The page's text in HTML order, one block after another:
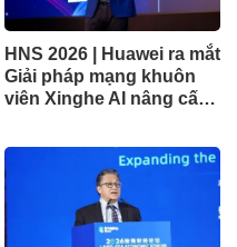
HNS 2026 | Huawei ra mắt
Giải pháp mạng khuôn
viên Xinghe AI nâng cấp